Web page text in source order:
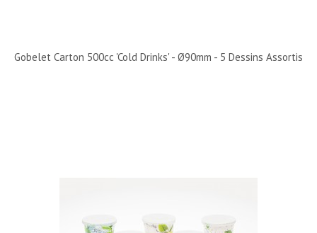
Gobelet Carton 500cc 'Cold Drinks' - Ø90mm - 5 Dessins Assortis